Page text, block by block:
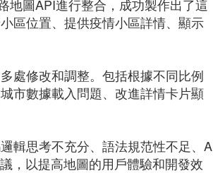
地圖API進行整合，成功製作出了這
區位置、提供疫情小區詳情、顯示
處修改和調整。包括根據不同比例
市數據載入問題、改進詳情卡片顯
輯思考不充分、語法規范性不足、A
，以提高地圖的用戶體驗和開發效